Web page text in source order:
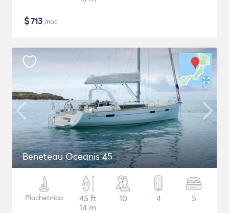
$713 /noc
Beneteau Oceanis 45
Plachetnica
45 ft
14 m
10 4 5